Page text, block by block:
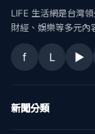
LIFE 生活網是台灣
財經、娛樂等多元內
f L ▶
新聞分類